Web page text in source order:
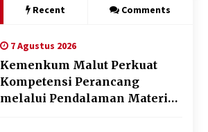
Recent Comments
7 Agustus 2026
Kemenkum Malut Perkuat
Kompetensi Perancang
melalui Pendalaman Materi